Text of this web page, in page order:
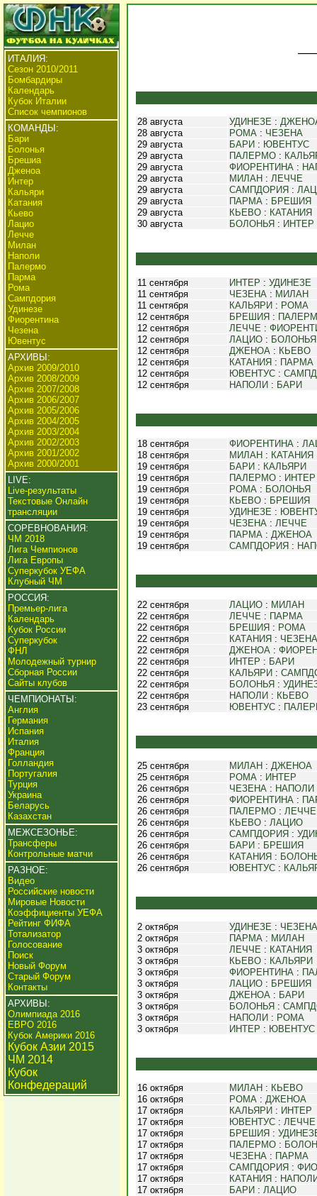
ИТАЛИЯ:
Сезон 2010/2011
Бомбардиры
Календарь
Кубок Италии
Список чемпионов
КОМАНДЫ:
Бари
Болонья
Брешиа
Дженоа
Интер
Кальяри
Катания
Кьево
Лацио
Лечче
Милан
Наполи
Палермо
Парма
Рома
Сампдория
Удинезе
Фиорентина
Чезена
Ювентус
АРХИВЫ:
Архив 2009/2010
Архив 2008/2009
Архив 2007/2008
Архив 2006/2007
Архив 2005/2006
Архив 2004/2005
Архив 2003/2004
Архив 2002/2003
Архив 2001/2002
Архив 2000/2001
LIVE:
Live-результаты
Текстовые Онлайн
трансляции
СОРЕВНОВАНИЯ:
ЧМ 2018
Лига Чемпионов
Лига Европы
Суперкубок УЕФА
Клубный ЧМ
РОССИЯ:
Премьер-лига
Календарь
Кубок России
Суперкубок
ФНЛ
Молодежный турнир
Сборная России
Сайты клубов
ЧЕМПИОНАТЫ:
Англия
Германия
Испания
Италия
Франция
Голландия
Португалия
Турция
Украина
Беларусь
Казахстан
МЕЖСЕЗОНЬЕ:
Трансферы
Контрольные матчи
РАЗНОЕ:
Видео
Российские новости
Мировые Новости
Коэффициенты УЕФА
Рейтинг ФИФА
Тотализатор
Голосование
Поиск
Новый Форум
Старый Форум
Контакты
АРХИВЫ:
Олимпиада 2016
ЕВРО 2016
Кубок Америки 2016
Кубок Азии 2015
ЧМ 2014
Кубок
Конфедераций
28 августа УДИНЕЗЕ :
28 августа
РОМА : ЧЕЗЕНА
29 августа
БАРИ : ЮВЕНТУС
29 августа
ПАЛЕРМО :
29 августа
ФИОРЕНТИНА :
29 августа
МИЛАН : ЛЕЧЧЕ
29 августа
САМПДОРИЯ :
29 августа
ПАРМА : БРЕШИЯ
29 августа
КЬЕВО : КАТАНИЯ
30 августа
БОЛОНЬЯ : ИНТЕР
11 сентября ИНТЕР : УДИНЕЗЕ
11 сентября
ЧЕЗЕНА : МИЛАН
11 сентября
КАЛЬЯРИ : РОМА
12 сентября
БРЕШИЯ :
12 сентября
ЛЕЧЧЕ :
12 сентября
ЛАЦИО : БОЛОНЬЯ
12 сентября
ДЖЕНОА : КЬЕВО
12 сентября
КАТАНИЯ : ПАРМА
12 сентября
ЮВЕНТУС :
12 сентября
НАПОЛИ : БАРИ
18 сентября ФИОРЕНТИНА :
18 сентября
МИЛАН : КАТАНИЯ
19 сентября
БАРИ : КАЛЬЯРИ
19 сентября
ПАЛЕРМО : ИНТЕР
19 сентября
РОМА : БОЛОНЬЯ
19 сентября
КЬЕВО : БРЕШИЯ
19 сентября
УДИНЕЗЕ :
19 сентября
ЧЕЗЕНА : ЛЕЧЧЕ
19 сентября
ПАРМА : ДЖЕНОА
19 сентября
САМПДОРИЯ :
22 сентября ЛАЦИО : МИЛАН
22 сентября
ЛЕЧЧЕ : ПАРМА
22 сентября
БРЕШИЯ : РОМА
22 сентября
КАТАНИЯ : ЧЕЗЕНА
22 сентября
ДЖЕНОА :
22 сентября
ИНТЕР : БАРИ
22 сентября
КАЛЬЯРИ :
22 сентября
БОЛОНЬЯ :
22 сентября
НАПОЛИ : КЬЕВО
23 сентября
ЮВЕНТУС :
25 сентября МИЛАН : ДЖЕНОА
25 сентября
РОМА : ИНТЕР
26 сентября
ЧЕЗЕНА : НАПОЛИ
26 сентября
ФИОРЕНТИНА :
26 сентября
ПАЛЕРМО : ЛЕЧЧЕ
26 сентября
КЬЕВО : ЛАЦИО
26 сентября
САМПДОРИЯ :
26 сентября
БАРИ : БРЕШИЯ
26 сентября
КАТАНИЯ :
26 сентября
ЮВЕНТУС :
2 октября УДИНЕЗЕ : ЧЕЗЕНА
2 октября
ПАРМА : МИЛАН
3 октября
ЛЕЧЧЕ : КАТАНИЯ
3 октября
КЬЕВО : КАЛЬЯРИ
3 октября
ФИОРЕНТИНА :
3 октября
ЛАЦИО : БРЕШИЯ
3 октября
ДЖЕНОА : БАРИ
3 октября
БОЛОНЬЯ :
3 октября
НАПОЛИ : РОМА
3 октября
ИНТЕР : ЮВЕНТУС
16 октября МИЛАН : КЬЕВО
16 октября
РОМА : ДЖЕНОА
17 октября
КАЛЬЯРИ : ИНТЕР
17 октября
ЮВЕНТУС : ЛЕЧЧЕ
17 октября
БРЕШИЯ :
17 октября
ПАЛЕРМО :
17 октября
ЧЕЗЕНА : ПАРМА
17 октября
САМПДОРИЯ :
17 октября
КАТАНИЯ :
17 октября
БАРИ : ЛАЦИО